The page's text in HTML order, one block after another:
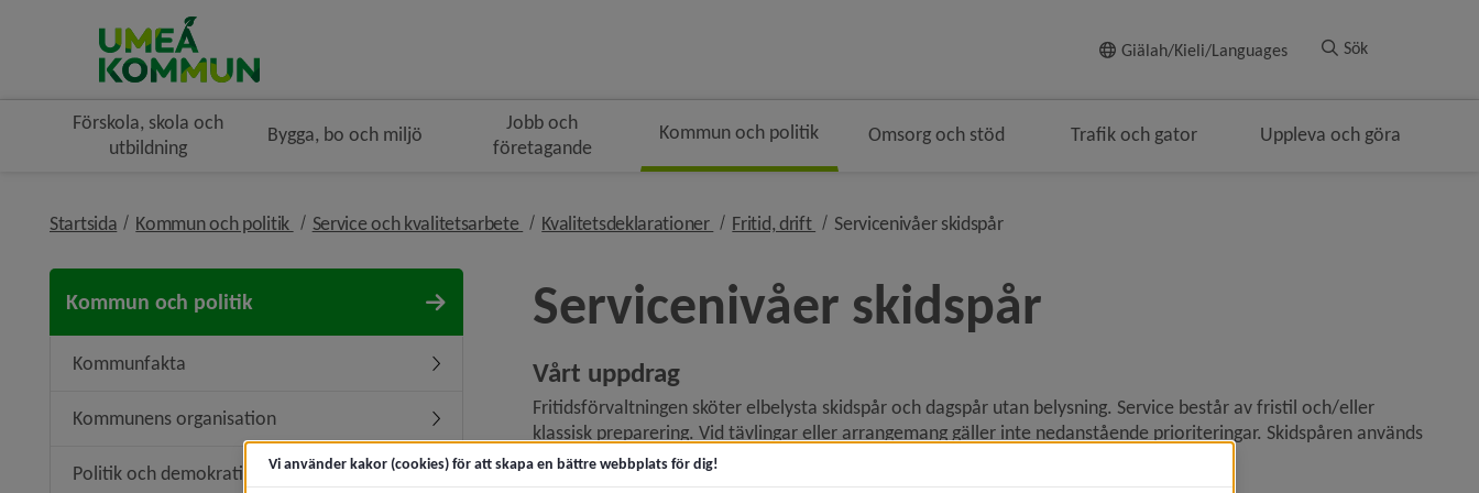
Giälah/Kieli/Languages Sök
Förskola, skola och
utbildning
Bygga, bo och miljö
Jobb och
företagande
Kommun och politik Omsorg och stöd Trafik och gator Uppleva och göra
Startsida Kommun och politik nivå i brödsmulenavigeringen
Service och kvalitetsarbete nivå i brödsmulenavigeringen
Kvalitetsdeklarationer nivå i brödsmulenavigeringen
Fritid, drift nivå i brödsmulenavigeringen
Servicenivåer skidspårnivå i brödsmulenavigeringen
Kommun och politik
Kommunfakta Undermeny för Kommunfakta
Kommunens organisation Undermeny för Kommunens organisation
Politik och demokrati
Servicenivåer skidspår
Vårt uppdrag
Fritidsförvaltningen sköter elbelysta skidspår och dagspår utan belysning. Service består av fristil och/eller
klassisk preparering. Vid tävlingar eller arrangemang gäller inte nedanstående prioriteringar. Skidspåren används
sommartid som motionsspår.
Vi använder kakor (cookies) för att skapa en bättre webbplats för dig!